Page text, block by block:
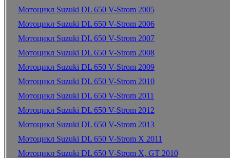
Мотоцикл Suzuki DL 650 V-Strom 2005
Мотоцикл Suzuki DL 650 V-Strom 2006
Мотоцикл Suzuki DL 650 V-Strom 2007
Мотоцикл Suzuki DL 650 V-Strom 2008
Мотоцикл Suzuki DL 650 V-Strom 2009
Мотоцикл Suzuki DL 650 V-Strom 2010
Мотоцикл Suzuki DL 650 V-Strom 2011
Мотоцикл Suzuki DL 650 V-Strom 2012
Мотоцикл Suzuki DL 650 V-Strom 2013
Мотоцикл Suzuki DL 650 V-Strom X 2011
Мотоцикл Suzuki DL 650 V-Strom X, GT 2010